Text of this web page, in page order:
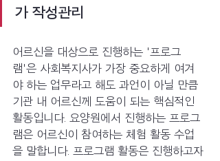
가 작성관리
어르신을 대상으로 진행하는 '프로그
램'은 사회복지사가 가장 중요하게 여겨
야 하는 업무라고 해도 과언이 아닐 만큼
기관 내 어르신께 도움이 되는 핵심적인
활동입니다. 요양원에서 진행하는 프로그
램은 어르신이 참여하는 체험 활동 수업
을 말합니다. 프로그램 활동은 진행하고자